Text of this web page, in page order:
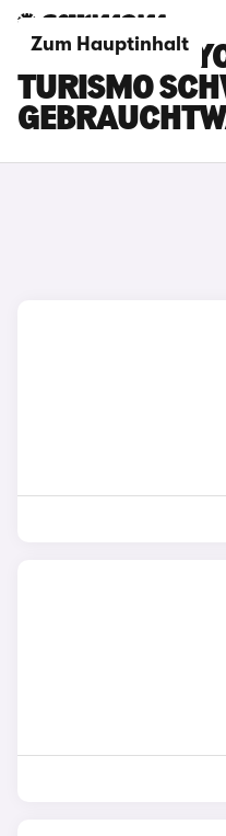
Zum Hauptinhalt
PORSCHE
TURISMO